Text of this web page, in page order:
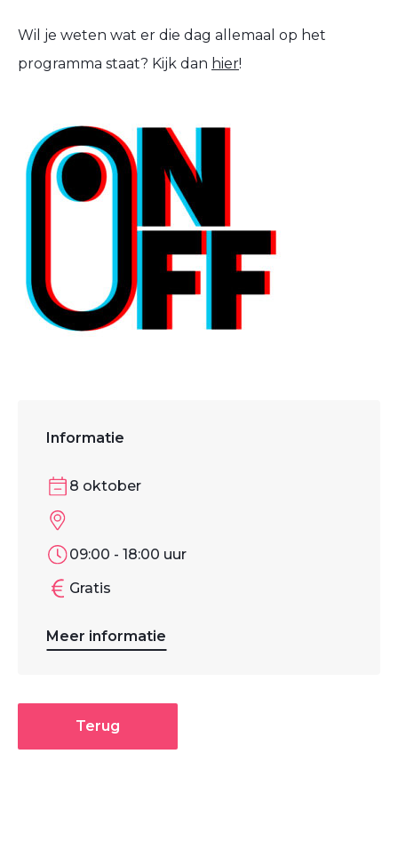
Wil je weten wat er die dag allemaal op het
programma staat? Kijk dan hier!
Informatie
8 oktober
09:00 - 18:00 uur
Gratis
Meer informatie
Terug